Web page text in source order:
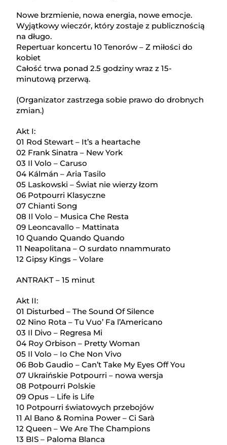
Nowe brzmienie, nowa energia, nowe emocje.
Wyjątkowy wieczór, który zostaje z publicznością
na długo.
Repertuar koncertu 10 Tenorów – Z miłości do
kobiet
Całość trwa ponad 2.5 godziny wraz z 15-
minutową przerwą.
(Organizator zastrzega sobie prawo do drobnych
zmian.)
Akt I:
01 Rod Stewart – It’s a heartache
02 Frank Sinatra – New York
03 Il Volo – Caruso
04 Kálmán – Aria Tasilo
05 Laskowski – Świat nie wierzy łzom
06 Potpourri Klasyczne
07 Chianti Song
08 Il Volo – Musica Che Resta
09 Leoncavallo – Mattinata
10 Quando Quando Quando
11 Neapolitana – O surdato nnammurato
12 Gipsy Kings – Volare
ANTRAKT – 15 minut
Akt II:
01 Disturbed – The Sound Of Silence
02 Nino Rota – Tu Vuo’ Fa l’Americano
03 Il Divo – Regresa Mi
04 Roy Orbison – Pretty Woman
05 Il Volo – Io Che Non Vivo
06 Bob Gaudio – Can’t Take My Eyes Off You
07 Ukraińskie Potpourri – nowa wersja
08 Potpourri Polskie
09 Opus – Life is Life
10 Potpourri światowych przebojów
11 Al Bano & Romina Power – Ci Sarà
12 Queen – We Are The Champions
13 BIS – Paloma Blanca